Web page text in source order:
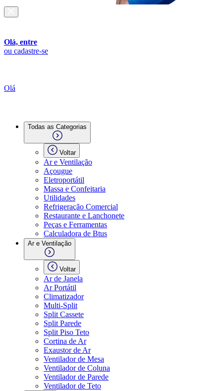
Olá, entre
ou cadastre-se
Olá
Todas as Categorias
Voltar
Ar e Ventilação
Açougue
Eletroportátil
Massa e Confeitaria
Utilidades
Refrigeração Comercial
Restaurante e Lanchonete
Peças e Ferramentas
Calculadora de Btus
Ar e Ventilação
Voltar
Ar de Janela
Ar Portátil
Climatizador
Multi-Split
Split Cassete
Split Parede
Split Piso Teto
Cortina de Ar
Exaustor de Ar
Ventilador de Mesa
Ventilador de Coluna
Ventilador de Parede
Ventilador de Teto